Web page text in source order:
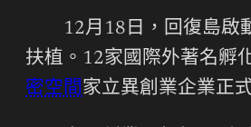
12月18日，回復島啟
扶植。12家國際外著名孵
密空間家立異創業企業正式